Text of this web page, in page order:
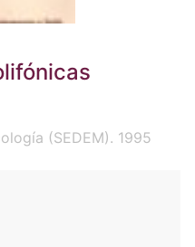
(SEDEM). 1995